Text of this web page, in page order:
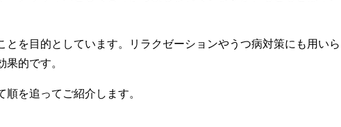
とを目的としています。リラクゼーションやうつ病対策にも用いら
的です。
を追ってご紹介します。